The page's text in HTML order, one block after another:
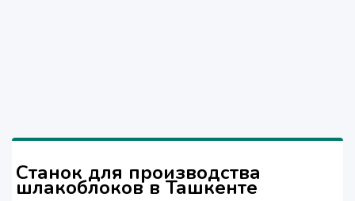
Станок для производства
шлакоблоков в Ташкенте